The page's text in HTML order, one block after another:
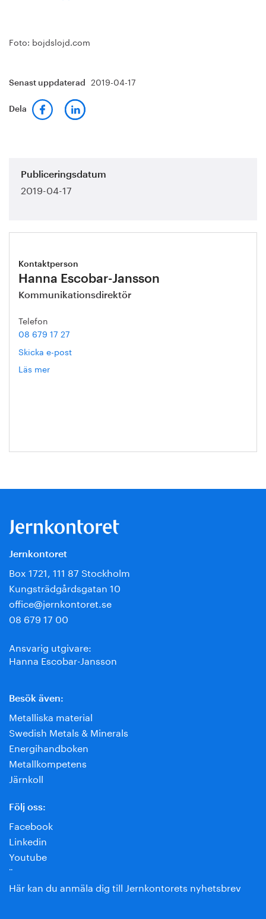
Foto: bojdslojd.com
Senast uppdaterad 2019-04-17
Dela
Publiceringsdatum
2019-04-17
Kontaktperson
Hanna Escobar-Jansson
Kommunikationsdirektör
Telefon
08 679 17 27
Skicka e-post
Läs mer
Jernkontoret
Box 1721, 111 87 Stockholm
Kungsträdgårdsgatan 10
office@jernkontoret.se
08 679 17 00
Ansvarig utgivare:
Hanna Escobar-Jansson
Besök även:
Metalliska material
Swedish Metals & Minerals
Energihandboken
Metallkompetens
Järnkoll
Följ oss:
Facebook
Linkedin
Youtube
¨
Här kan du anmäla dig till Jernkontorets nyhetsbrev